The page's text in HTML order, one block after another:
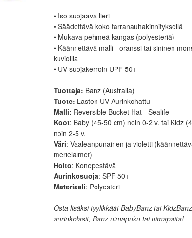
• Iso suojaava lieri
• Säädettävä koko tarranauhakinnityksellä
• Mukava pehmeä kangas (polyesteriä)
• Käännettävä malli - oranssi tai sininen
kuvioilla
• UV-suojakerroin UPF 50+
Tuottaja: Banz (Australia)
Tuote: Lasten UV-Aurinkohattu
Malli: Reversible Bucket Hat - Sealife
Koot: Baby (45-50 cm) noin 0-2 v. tai Kidz
noin 2-5 v.
Väri: Vaaleanpunainen ja violetti
merieläimet)
Hoito: Konepestävä
Aurinkosuoja: SPF 50+
Materiaali: Polyesteri
Osta lisäksi tyylikkäät BabyBanz tai KidzBanz
aurinkolasit, Banz uimapuku tai uimapaita!